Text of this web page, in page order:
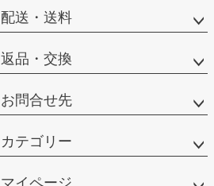
配送・送料
返品・交換
お問合せ先
カテゴリー